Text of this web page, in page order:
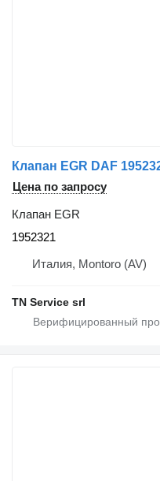
Цена по запросу
Клапан EGR
1952321
Италия, Montoro (AV)
TN Service srl